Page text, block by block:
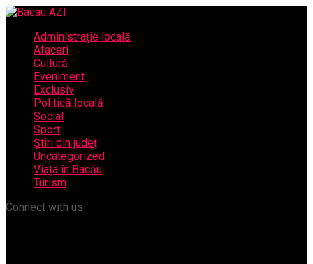
Administrație locală
Afaceri
Cultură
Eveniment
Exclusiv
Politică locală
Social
Sport
Știri din județ
Uncategorized
Viața în Bacău
Turism
Connect with us